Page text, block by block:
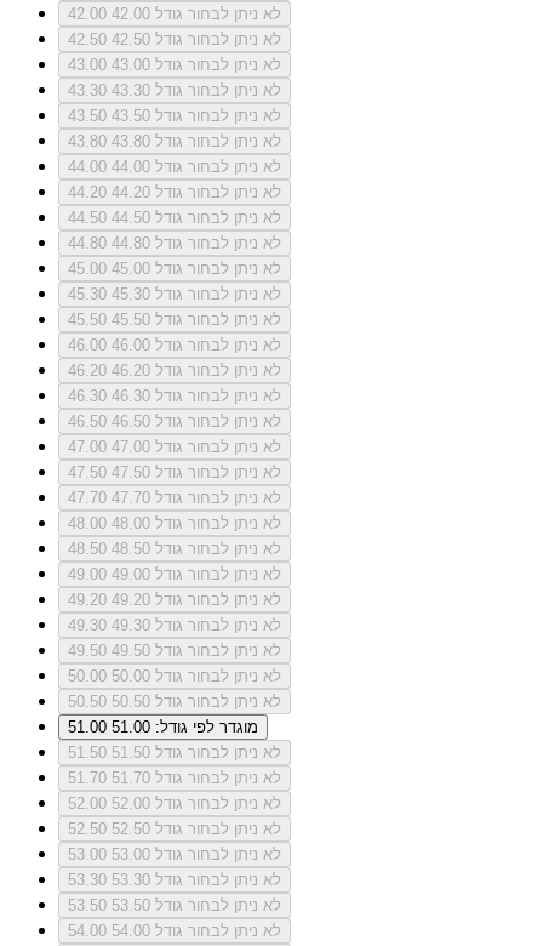
42.00
לא ניתן לבחור גודל 42.00
42.50
לא ניתן לבחור גודל 42.50
43.00
לא ניתן לבחור גודל 43.00
43.30
לא ניתן לבחור גודל 43.30
43.50
לא ניתן לבחור גודל 43.50
43.80
לא ניתן לבחור גודל 43.80
44.00
לא ניתן לבחור גודל 44.00
44.20
לא ניתן לבחור גודל 44.20
44.50
לא ניתן לבחור גודל 44.50
44.80
לא ניתן לבחור גודל 44.80
45.00
לא ניתן לבחור גודל 45.00
45.30
לא ניתן לבחור גודל 45.30
45.50
לא ניתן לבחור גודל 45.50
46.00
לא ניתן לבחור גודל 46.00
46.20
לא ניתן לבחור גודל 46.20
46.30
לא ניתן לבחור גודל 46.30
46.50
לא ניתן לבחור גודל 46.50
47.00
לא ניתן לבחור גודל 47.00
47.50
לא ניתן לבחור גודל 47.50
47.70
לא ניתן לבחור גודל 47.70
48.00
לא ניתן לבחור גודל 48.00
48.50
לא ניתן לבחור גודל 48.50
49.00
לא ניתן לבחור גודל 49.00
49.20
לא ניתן לבחור גודל 49.20
49.30
לא ניתן לבחור גודל 49.30
49.50
לא ניתן לבחור גודל 49.50
50.00
לא ניתן לבחור גודל 50.00
50.50
לא ניתן לבחור גודל 50.50
51.00
מוגדר לפי גודל: 51.00
51.50
לא ניתן לבחור גודל 51.50
51.70
לא ניתן לבחור גודל 51.70
52.00
לא ניתן לבחור גודל 52.00
52.50
לא ניתן לבחור גודל 52.50
53.00
לא ניתן לבחור גודל 53.00
53.30
לא ניתן לבחור גודל 53.30
53.50
לא ניתן לבחור גודל 53.50
54.00
לא ניתן לבחור גודל 54.00